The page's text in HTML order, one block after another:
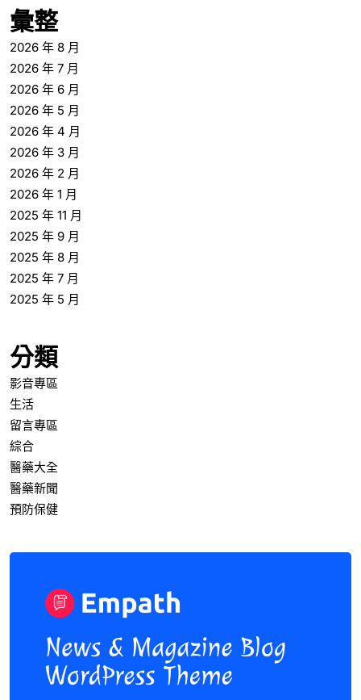
彙整
2026 年 8 月
2026 年 7 月
2026 年 6 月
2026 年 5 月
2026 年 4 月
2026 年 3 月
2026 年 2 月
2026 年 1 月
2025 年 11 月
2025 年 9 月
2025 年 8 月
2025 年 7 月
2025 年 5 月
分類
影音專區
生活
留言專區
綜合
醫藥大全
醫藥新聞
預防保健